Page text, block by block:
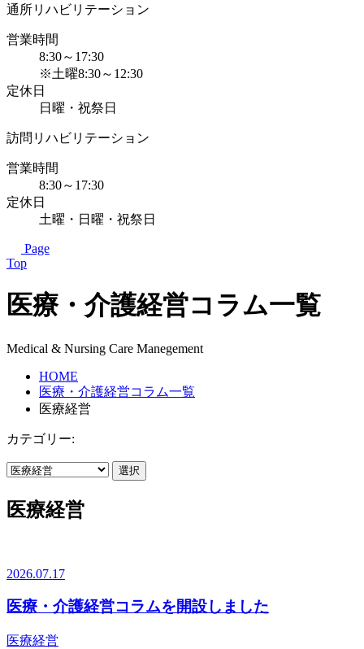
通所リハビリテーション
営業時間
8:30～17:30
※土曜8:30～12:30
定休日
日曜・祝祭日
訪問リハビリテーション
営業時間
8:30～17:30
定休日
土曜・日曜・祝祭日
Page
Top
医療・介護経営コラム一覧
Medical & Nursing Care Manegement
HOME
医療・介護経営コラム一覧
医療経営
カテゴリー:
選択
医療経営
2026.07.17
医療・介護経営コラムを開設しました
医療経営